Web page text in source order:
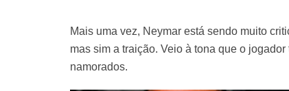
Mais uma vez, Neymar está sendo muito
mas sim a traição. Veio à tona que o
namorados.